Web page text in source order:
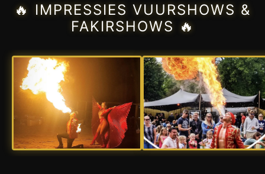
🔥 IMPRESSIES VUURSHOWS &
FAKIRSHOWS 🔥